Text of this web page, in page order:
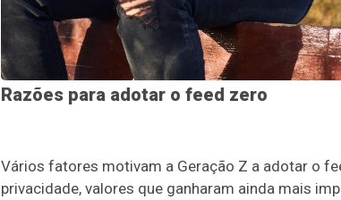
Razões para adotar o feed zero
Vários fatores motivam a Geração Z a adotar o
privacidade, valores que ganharam ainda mais